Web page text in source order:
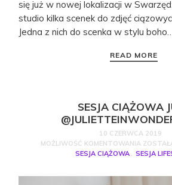
się już w nowej lokalizacji w
studio kilka scenek do zdjęć
Jedna z nich do scenka w stylu
READ MORE
SESJA CIĄŻOWA
10 CZERWCA 2019
MOŻLIWOŚĆ KOMENTOWANIA
SESJA CIĄŻOWA , SESJA